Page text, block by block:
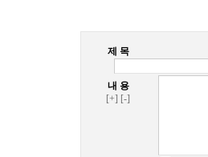
제 목
내 용
[+] [-]